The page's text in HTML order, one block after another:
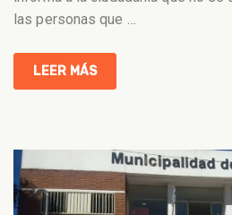
las personas que …
LEER MÁS